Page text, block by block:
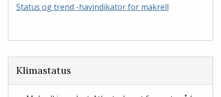
Status og trend -havindikator for makrell
Klimastatus